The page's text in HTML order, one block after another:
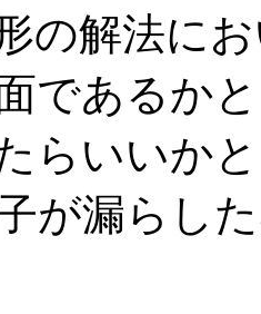
の解法に
であるか
らいいか
が漏らし